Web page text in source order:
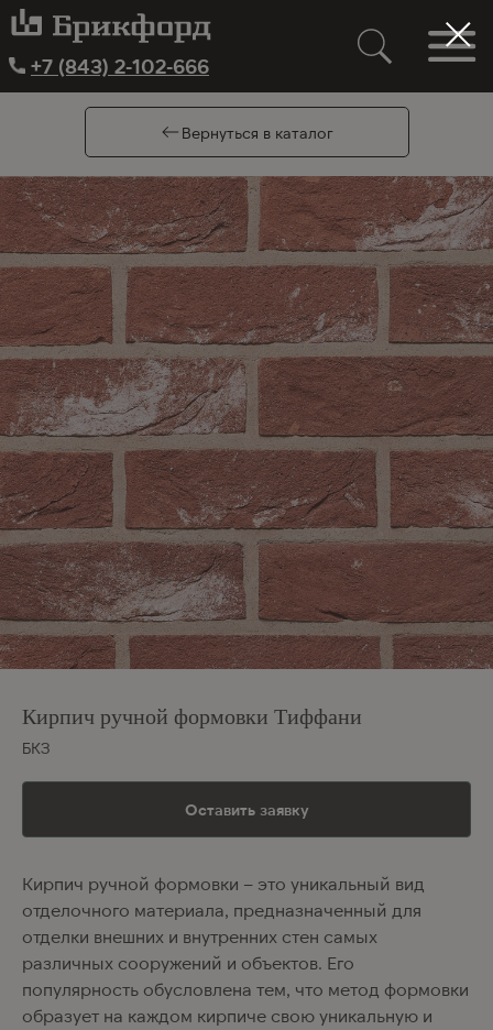
+7 (843) 2-102-666
Вернуться в каталог
Кирпич ручной формовки Тиффани
БКЗ
Оставить заявку
Кирпич ручной формовки – это уникальный вид
отделочного материала, предназначенный для
отделки внешних и внутренних стен самых
различных сооружений и объектов. Его
популярность обусловлена тем, что метод формовки
образует на каждом кирпиче свою уникальную и